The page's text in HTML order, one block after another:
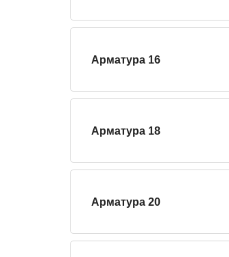
Арматура 16
Арматура 18
Арматура 20